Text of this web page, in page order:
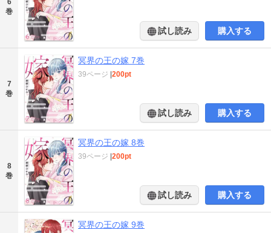
巻
試し読み 購入する
7
巻
冥界の王の嫁 7巻
39ページ |200pt
試し読み 購入する
8
巻
冥界の王の嫁 8巻
39ページ |200pt
試し読み 購入する
冥界の王の嫁 9巻